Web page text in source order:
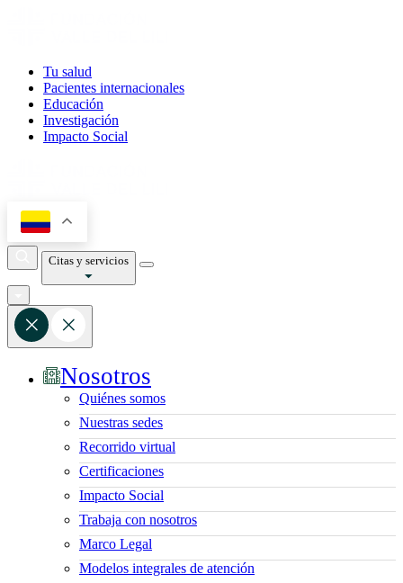
Tu salud
Pacientes internacionales
Educación
Investigación
Impacto Social
Citas y servicios
Nosotros
Quiénes somos
Nuestras sedes
Recorrido virtual
Certificaciones
Impacto Social
Trabaja con nosotros
Marco Legal
Modelos integrales de atención